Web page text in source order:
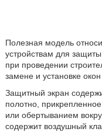
Полезная модель
устройствам для
при проведении
замене и установке
Защитный экран
полотно,
или обертыванием
содержит воздушный